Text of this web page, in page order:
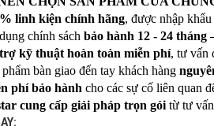
linh kiện chính hãng, được nhập
chính sách bảo hành 12 - 24 tháng
kỹ thuật hoàn toàn miễn phí, tư vấn
phẩm bàn giao đến tay khách hàng
phí bảo hành cho các sự cố liên quan
cung cấp giải pháp trọn gói từ tư